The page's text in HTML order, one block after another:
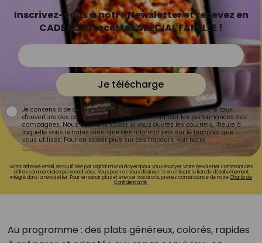
Inscrivez-vous à notre Newsletter et recevez en
CADEAU 10 recettes SPÉCIAL FAMILLE !
Je télécharge
Je consens à ce que la société Digital Prisma Players analyse le taux
d'ouverture des courriels pour mesurer et optimiser les performances des
campagnes. Nous pourrons savoir si vous ouvrez les courriels, l'heure à
laquelle vous le faites ainsi que des informations sur le terminal que
vous utilisez. Pour en savoir plus sur ces traceurs, voir notre politique de
confidentialité.
Votre adresse email sera utilisée par Digital Prisma Playerspour vous envoyer votre newsletter contenant des
offres commerciales personnalisées. Vous pourrez vous désinscrire en utilisant le lien de désabonnement
intégré dans la newsletter. Pour en savoir plus et exercer vos droits, prenez connaissance de notreCharte de
Confidentialité.
Au programme : des plats généreux, colorés, rapides